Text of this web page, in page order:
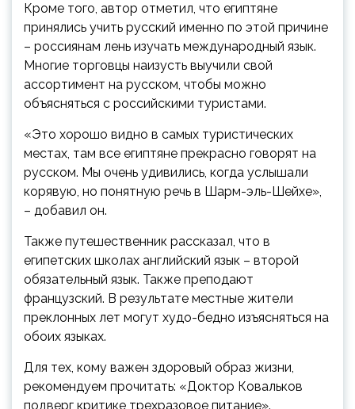
Кроме того, автор отметил, что египтяне
принялись учить русский именно по этой причине
– россиянам лень изучать международный язык.
Многие торговцы наизусть выучили свой
ассортимент на русском, чтобы можно
объясняться с российскими туристами.
«Это хорошо видно в самых туристических
местах, там все египтяне прекрасно говорят на
русском. Мы очень удивились, когда услышали
корявую, но понятную речь в Шарм-эль-Шейхе»,
– добавил он.
Также путешественник рассказал, что в
египетских школах английский язык – второй
обязательный язык. Также преподают
французский. В результате местные жители
преклонных лет могут худо-бедно изъясняться на
обоих языках.
Для тех, кому важен здоровый образ жизни,
рекомендуем прочитать: «Доктор Ковальков
подверг критике трехразовое питание».